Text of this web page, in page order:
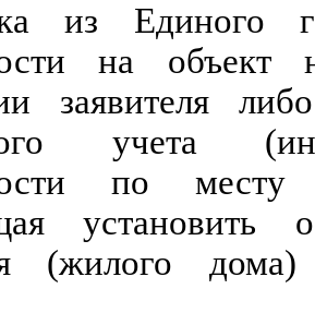
из Единого
на объект
заявителя
учета
по месту
(жилого